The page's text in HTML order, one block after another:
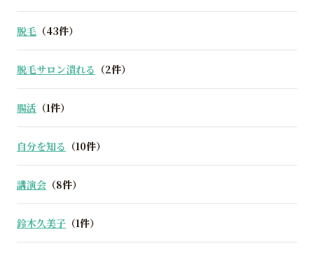
脱毛 （43件）
脱毛サロン潰れる （2件）
腸活 （1件）
自分を知る （10件）
講演会 （8件）
鈴木久美子 （1件）